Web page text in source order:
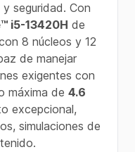
seguridad. Con
i5-13420H de
8 núcleos y 12
de manejar
exigentes con
máxima de 4.6
excepcional,
simulaciones de